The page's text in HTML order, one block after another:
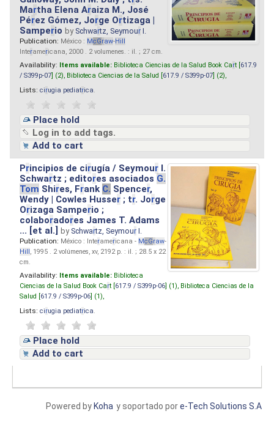
Martha Elena Araiza M., José
Pérez Gómez, Jorge Ortizaga |
Samperio by Schwartz, Seymour I.
Publication: México : McGraw-Hill
Interamericana, 2000 . 2 volumenes. : il. ; 27 cm.
Availability: Items available: Biblioteca Ciencias de la Salud Book Cart [ 617.9
/ S399p-07 ] (2), Biblioteca Ciencias de la Salud [ 617.9 / S399p-07 ] (2),
Lists: cirugia pediatrica
Place hold
Log in to add tags.
Add to cart
Principios de cirugía / Seymour I.
Schwartz ; editores asociados G.
Tom Shires, Frank C. Spencer,
Wendy | Cowles Husser ; tr. Jorge
Orizaga Samperio ;
colaboradores James T. Adams
... [et al.]by Schwartz, Seymour I.
Publication: México : Interamericana - McGraw-
Hill, 1995 . 2 volúmenes, xv, 2192 p. : il. ; 28.5 x 22
cm.
Availability: Items available: Biblioteca
Ciencias de la Salud Book Cart [ 617.9 / S399p-06 ] (1), Biblioteca Ciencias de la
Salud [ 617.9 / S399p-06 ] (1),
Lists: cirugia pediatrica
Place hold
Add to cart
y soportado pore-Tech Solutions S.A
Powered by Koha